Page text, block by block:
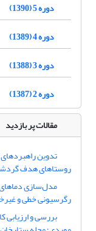
دوره 5 (1390)
دوره 4 (1389)
دوره 3 (1388)
دوره 2 (1387)
مقالات پر بازدید
تدوین
روستاهای هدف
مدل‌سازی
رگرسیونی خطی و
بررسی و